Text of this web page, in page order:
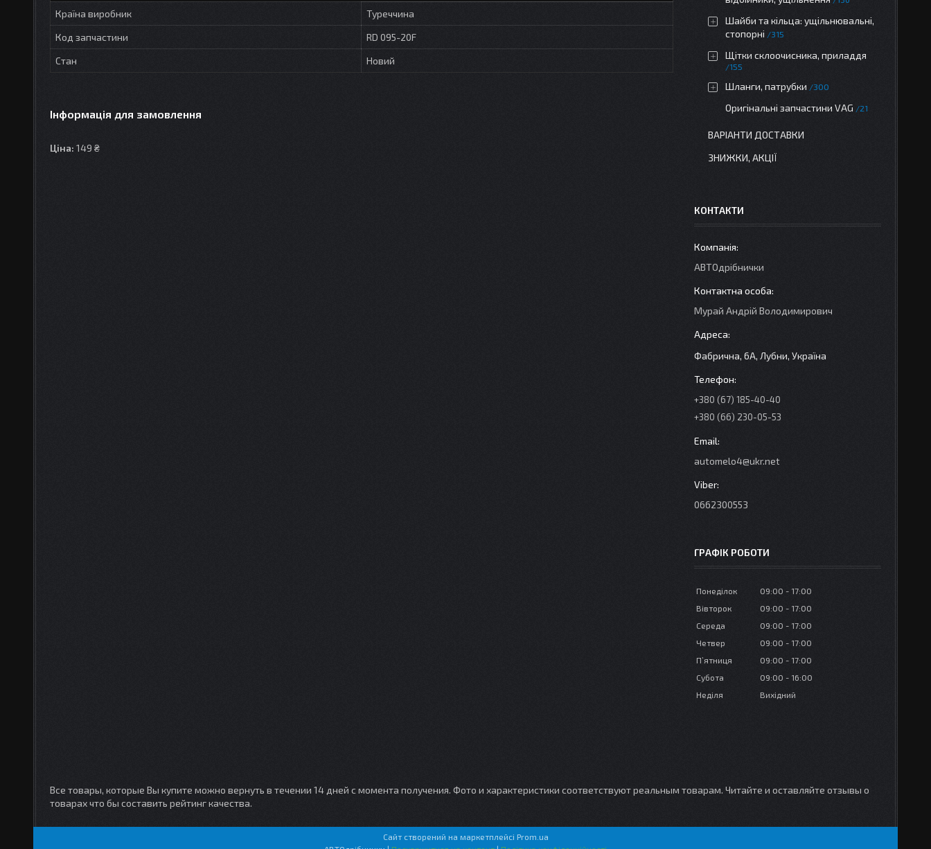
Країна виробник
Туреччина
Код запчастини
RD 095-20F
Стан
Новий
Інформація для замовлення
Ціна: 149 ₴
Шайби та кільца: ущільнювальні,
стопорні
315
Щітки склоочисника, приладдя
155
Шланги, патрубки 300
Оригінальні запчастини VAG 21
ВАРІАНТИ ДОСТАВКИ
ЗНИЖКИ, АКЦІЇ
КОНТАКТИ
АВТОдрібнички
Мурай Андрій Володимирович
Фабрична, 6А, Лубни, Україна
+380 (67) 185-40-40
+380 (66) 230-05-53
automelo4@ukr.net
0662300553
ГРАФІК РОБОТИ
Понеділок 09:00
17:00
Вівторок
09:00
17:00
Середа
09:00
17:00
Четвер
09:00
17:00
Пʼятниця
09:00
17:00
Субота
09:00
16:00
Неділя
Вихідний
Все товары, которые Вы купите можно вернуть в течении 14 дней с момента получения. Фото и характеристики соответствуют реальным товарам. Читайте и оставляйте отзывы о
товарах что бы составить рейтинг качества.
Сайт створений на маркетплейсі Prom.ua